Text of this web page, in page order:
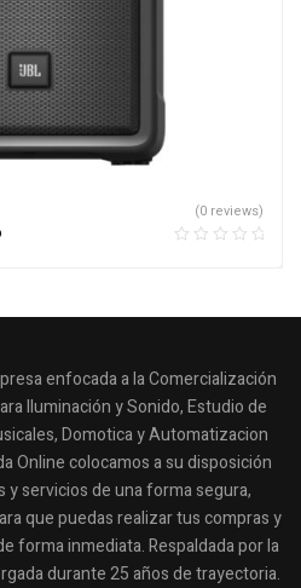
(0 reviews)
enfocada a la Comercialización
Iluminación y Sonido, Estudio de
Domotica y Automatizacion
Online colocamos a su disposición
servicios de una forma segura,
que puedas realizar tus compras y
forma inmediata. Respaldada por la
durante 25 años de trayectoria.